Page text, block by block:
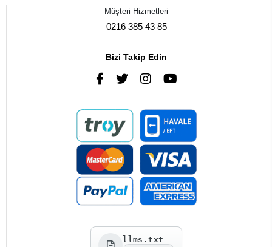
Müşteri Hizmetleri
0216 385 43 85
Bizi Takip Edin
llms.txt